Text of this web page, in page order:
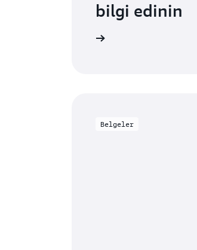
bilgi edinin
Belgeler